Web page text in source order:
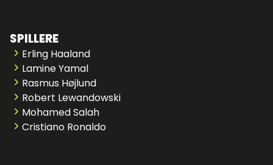
SPILLERE
Erling Haaland
Lamine Yamal
Rasmus Højlund
Robert Lewandowski
Mohamed Salah
Cristiano Ronaldo